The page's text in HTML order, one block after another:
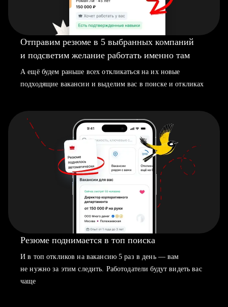
Отправим резюме в 5 выбранных компаний
и подсветим желание работать именно там
А ещё будем раньше всех откликаться на их новые
подходящие вакансии и выделим вас в поиске и откликах
Резюме поднимается в топ поиска
И в топ откликов на вакансию 5 раз в день — вам
не нужно за этим следить. Работодатели будут видеть вас
чаще